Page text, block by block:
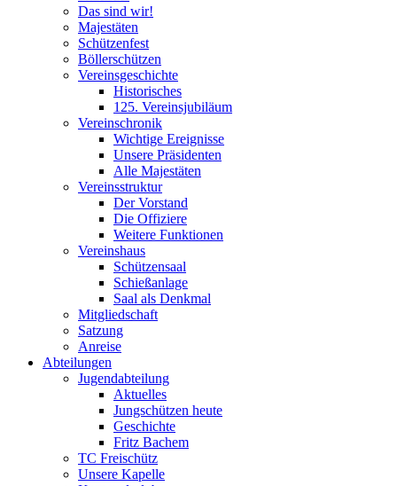
Das sind wir!
Majestäten
Schützenfest
Böllerschützen
Vereinsgeschichte
Historisches
125. Vereinsjubiläum
Vereinschronik
Wichtige Ereignisse
Unsere Präsidenten
Alle Majestäten
Vereinsstruktur
Der Vorstand
Die Offiziere
Weitere Funktionen
Vereinshaus
Schützensaal
Schießanlage
Saal als Denkmal
Mitgliedschaft
Satzung
Anreise
Abteilungen
Jugendabteilung
Aktuelles
Jungschützen heute
Geschichte
Fritz Bachem
TC Freischütz
Unsere Kapelle